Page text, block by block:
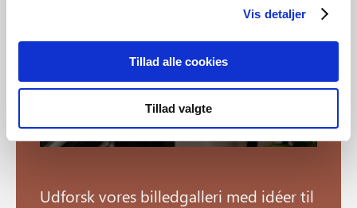
Vis detaljer
Tillad alle cookies
Tillad valgte
Udforsk vores billedgalleri med idéer til